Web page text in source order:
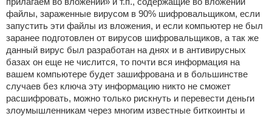
Разное про VolkMaster Project
Развлечения
Покупки за рубежом
Покупки
Дача
файлы, зараженные вирусом в 90% шифровальщиком, если
запустить эти файлы из вложения, и если компьютер не был
заранее подготовлен от вирусов шифровальщиков, а так же
данный вирус был разработан на днях и в антивирусных
базах он еще не числится, то почти вся информация на
вашем компьютере будет зашифрована и в большинстве
случаев без ключа эту информацию никто не сможет
расшифровать, можно только рискнуть и перевести деньги
злоумышленникам через многим известные биткоинты и